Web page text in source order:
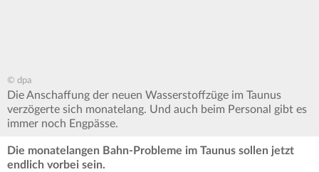
© dpa
Die Anschaffung der neuen Wasserstoffzüge im Taunus
verzögerte sich monatelang. Und auch beim Personal gibt es
immer noch Engpässe.
Die monatelangen Bahn-Probleme im Taunus sollen jetzt
endlich vorbei sein.